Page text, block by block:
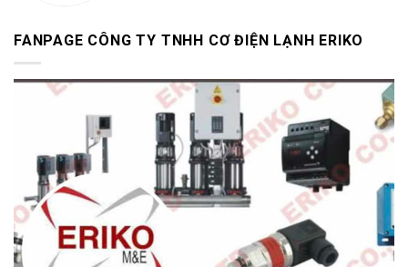
FANPAGE CÔNG TY TNHH CƠ ĐIỆN LẠNH ERIKO